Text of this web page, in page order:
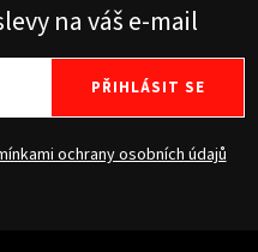
na váš e-mail
ochrany osobních údajů
PŘIHLÁSIT SE